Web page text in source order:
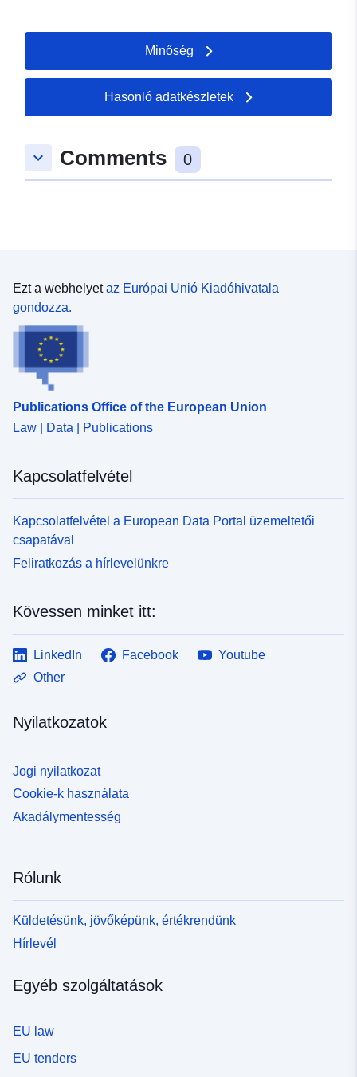
Minőség
Hasonló adatkészletek
keyboard_arrow_down Comments 0
Ezt a webhelyetaz Európai Unió Kiadóhivatala
gondozza.
Publications Office of the European Union
Law | Data | Publications
Kapcsolatfelvétel
Kapcsolatfelvétel a European Data Portal üzemeltetői
csapatával
Feliratkozás a hírlevelünkre
Kövessen minket itt:
LinkedIn Facebook
Youtube
Other
Nyilatkozatok
Jogi nyilatkozat
Cookie-k használata
Akadálymentesség
Rólunk
Küldetésünk, jövőképünk, értékrendünk
Hírlevél
Egyéb szolgáltatások
EU law
EU tenders